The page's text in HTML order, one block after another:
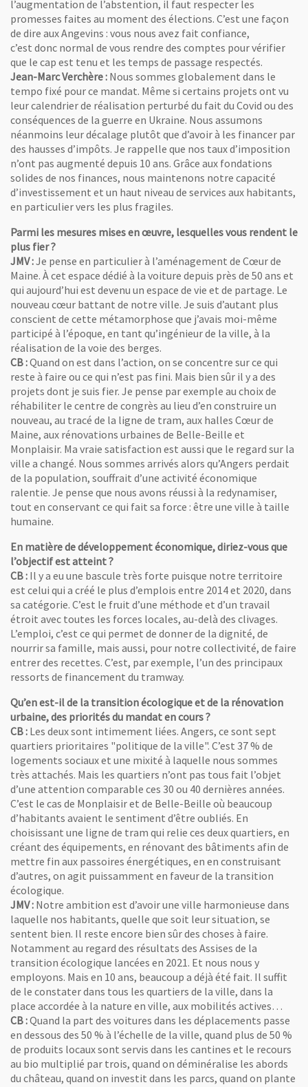
l’augmentation de l’abstention, il faut respecter les
promesses faites au moment des élections. C’est une façon
de dire aux Angevins : vous nous avez fait confiance,
c’est donc normal de vous rendre des comptes pour vérifier
que le cap est tenu et les temps de passage respectés.
Jean-Marc Verchère : Nous sommes globalement dans le
tempo fixé pour ce mandat. Même si certains projets ont vu
leur calendrier de réalisation perturbé du fait du Covid ou des
conséquences de la guerre en Ukraine. Nous assumons
néanmoins leur décalage plutôt que d’avoir à les financer par
des hausses d’impôts. Je rappelle que nos taux d’imposition
n’ont pas augmenté depuis 10 ans. Grâce aux fondations
solides de nos finances, nous maintenons notre capacité
d’investissement et un haut niveau de services aux habitants,
en particulier vers les plus fragiles.
Parmi les mesures mises en œuvre, lesquelles vous rendent le
plus fier ?
JMV:Je pense en particulier à l’aménagement de Cœur de
Maine. À cet espace dédié à la voiture depuis près de 50 ans et
qui aujourd’hui est devenu un espace de vie et de partage. Le
nouveau cœur battant de notre ville. Je suis d’autant plus
conscient de cette métamorphose que j’avais moi-même
participé à l’époque, en tant qu’ingénieur de la ville, à la
réalisation de la voie des berges.
CB :Quand on est dans l’action, on se concentre sur ce qui
reste à faire ou ce qui n’est pas fini. Mais bien sûr il y a des
projets dont je suis fier. Je pense par exemple au choix de
réhabiliter le centre de congrès au lieu d’en construire un
nouveau, au tracé de la ligne de tram, aux halles Cœur de
Maine, aux rénovations urbaines de Belle-Beille et
Monplaisir. Ma vraie satisfaction est aussi que le regard sur la
ville a changé. Nous sommes arrivés alors qu’Angers perdait
de la population, souffrait d’une activité économique
ralentie. Je pense que nous avons réussi à la redynamiser,
tout en conservant ce qui fait sa force : être une ville à taille
humaine.
En matière de développement économique, diriez-vous que
l’objectif est atteint ?
CB : Il y a eu une bascule très forte puisque notre territoire
est celui qui a créé le plus d’emplois entre 2014 et 2020, dans
sa catégorie. C’est le fruit d’une méthode et d’un travail
étroit avec toutes les forces locales, au-delà des clivages.
L’emploi, c’est ce qui permet de donner de la dignité, de
nourrir sa famille, mais aussi, pour notre collectivité, de faire
entrer des recettes. C’est, par exemple, l’un des principaux
ressorts de financement du tramway.
Qu’en est-il de la transition écologique et de la rénovation
urbaine, des priorités du mandat en cours ?
CB : Les deux sont intimement liées. Angers, ce sont sept
quartiers prioritaires "politique de la ville". C’est 37 % de
logements sociaux et une mixité à laquelle nous sommes
très attachés. Mais les quartiers n’ont pas tous fait l’objet
d’une attention comparable ces 30 ou 40 dernières années.
C’est le cas de Monplaisir et de Belle-Beille où beaucoup
d’habitants avaient le sentiment d’être oubliés. En
choisissant une ligne de tram qui relie ces deux quartiers, en
créant des équipements, en rénovant des bâtiments afin de
mettre fin aux passoires énergétiques, en en construisant
d’autres, on agit puissamment en faveur de la transition
écologique.
JMV : Notre ambition est d’avoir une ville harmonieuse dans
laquelle nos habitants, quelle que soit leur situation, se
sentent bien. Il reste encore bien sûr des choses à faire.
Notamment au regard des résultats des Assises de la
transition écologique lancées en 2021. Et nous nous y
employons. Mais en 10 ans, beaucoup a déjà été fait. Il suffit
de le constater dans tous les quartiers de la ville, dans la
place accordée à la nature en ville, aux mobilités actives…
CB :Quand la part des voitures dans les déplacements passe
en dessous des 50 % à l’échelle de la ville, quand plus de 50 %
de produits locaux sont servis dans les cantines et le recours
au bio multiplié par trois, quand on déminéralise les abords
du château, quand on investit dans les parcs, quand on plante